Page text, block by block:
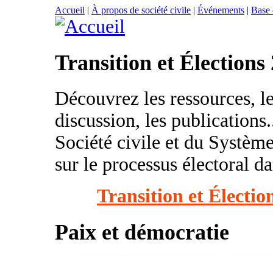
Accueil | À propos de société civile | Événements | Base
Transition et Élections
Découvrez les ressources,
discussion, les
Société civile et du
sur le processus électoral
Transition et
Paix et démocratie